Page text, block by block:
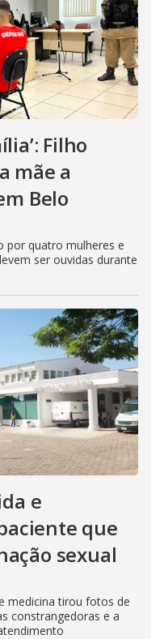
Filho
mãe a
Belo
por quatro mulheres e
ser ouvidas durante
e
que
sexual
medicina tirou fotos de
constrangedoras e a